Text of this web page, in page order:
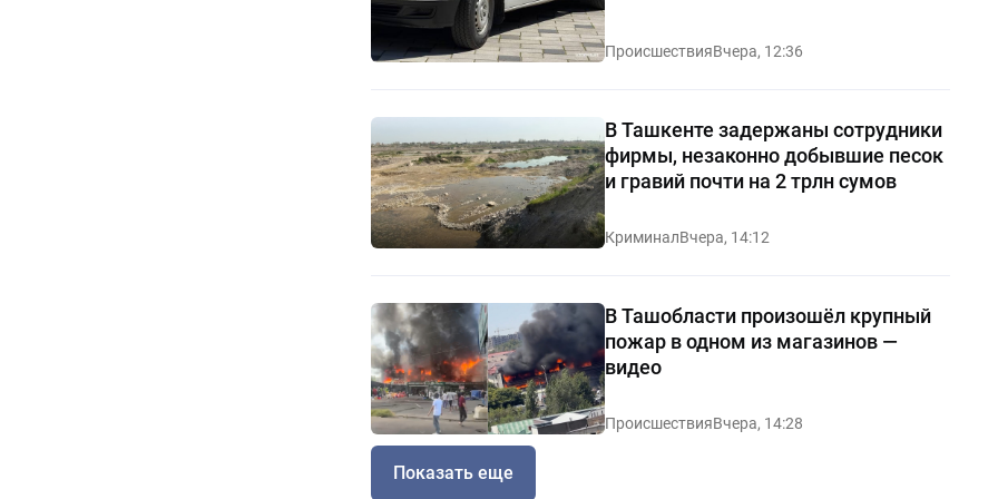
ПроисшествияВчера, 12:36
В Ташкенте задержаны сотрудники
фирмы, незаконно добывшие песок
и гравий почти на 2 трлн сумов
КриминалВчера, 14:12
В Ташобласти произошёл крупный
пожар в одном из магазинов —
видео
ПроисшествияВчера, 14:28
Показать еще